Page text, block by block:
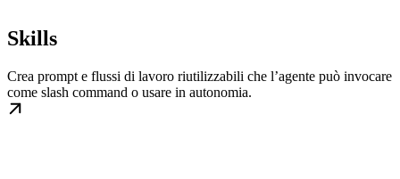
Skills
Crea prompt e flussi di lavoro riutilizzabili che l’agente può invocare
come slash command o usare in autonomia.